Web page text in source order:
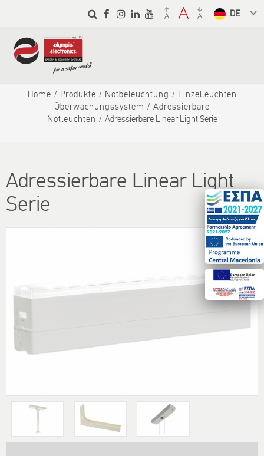
Skip to
main
Home Produkte Notbeleuchtung
Einzelleuchten
Überwachungssystem
Adressierbare
Notleuchten
Adressierbare Linear Light Serie
Adressierbare Linear Light
Serie